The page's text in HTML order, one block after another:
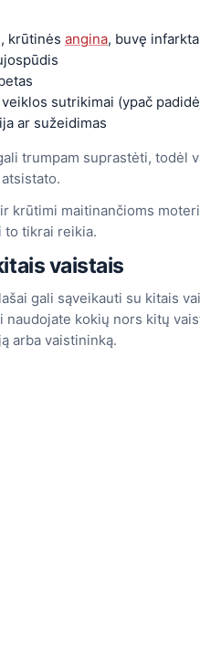
krūtinės angina, buvę
veiklos sutrikimai (ypač
ar sužeidimas
trumpam suprastėti, todėl
krūtimi maitinančioms
to tikrai reikia.
vaistais
gali sąveikauti su kitais
naudojate kokių nors kitų
arba vaistininką.